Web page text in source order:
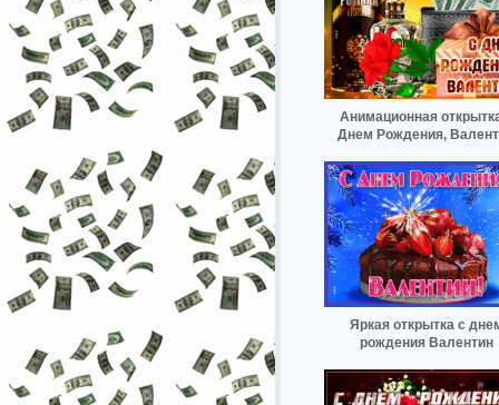
Анимационная
Днем Рождения,
Яркая открытка с
рождения Валентин